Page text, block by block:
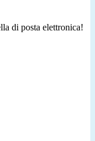
di posta elettronica!